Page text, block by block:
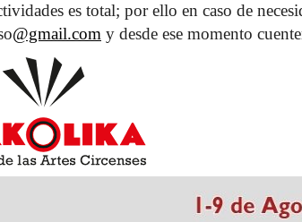
es total; por ello en caso de
@gmail.com y desde ese momento